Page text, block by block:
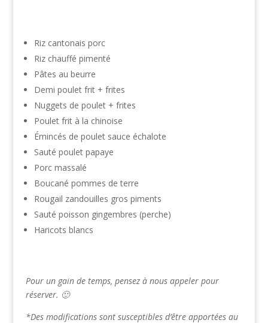
Riz cantonais porc
Riz chauffé pimenté
Pâtes au beurre
Demi poulet frit + frites
Nuggets de poulet + frites
Poulet frit à la chinoise
Émincés de poulet sauce échalote
Sauté poulet papaye
Porc massalé
Boucané pommes de terre
Rougail zandouilles gros piments
Sauté poisson gingembres (perche)
Haricots blancs
Pour un gain de temps, pensez à nous appeler pour
réserver. 🙂
*Des modifications sont susceptibles d’être apportées au